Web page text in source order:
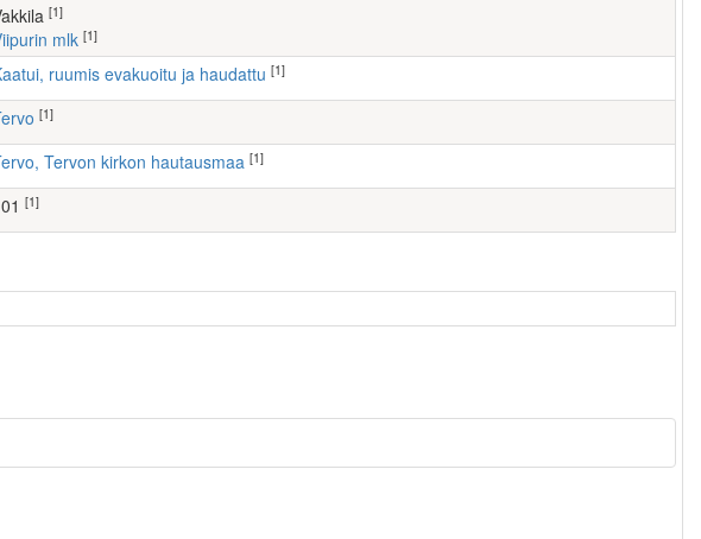
Vakkila [1]
Viipurin mlk [1]
Kaatui, ruumis evakuoitu ja haudattu [1]
Tervo [1]
Tervo, Tervon kirkon hautausmaa [1]
101 [1]